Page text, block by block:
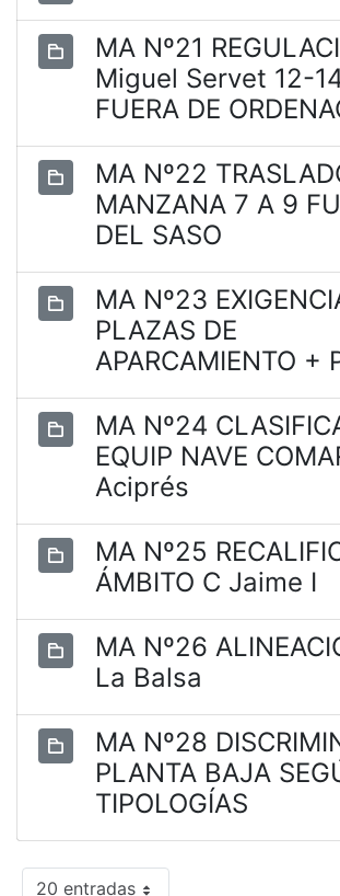
MA Nº21
Miguel Servet 12-
FUERA DE
MA Nº22
MANZANA 7 A 9
DEL SASO
MA Nº23
PLAZAS DE
APARCAMIENTO +
MA Nº24
EQUIP NAVE
Aciprés
MA Nº25
ÁMBITO C Jaime I
MA Nº26
La Balsa
MA Nº28
PLANTA BAJA
TIPOLOGÍAS
20 entradas